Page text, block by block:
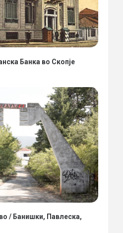
Банка во Скопје
/ Банишки, Павлеска,